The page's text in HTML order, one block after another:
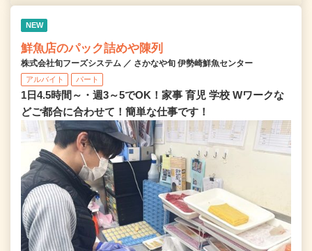
NEW
鮮魚店のパック詰めや陳列
株式会社旬フーズシステム ／ さかなや旬 伊勢崎鮮魚センター
アルバイト パート
1日4.5時間～・週3～5でOK！家事 育児 学校 Wワークな
どご都合に合わせて！簡単な仕事です！